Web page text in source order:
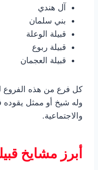
آل هندي
بني سلمان
قبيلة الوعلة
قبيلة ربوع
قبيلة العجمان
كل فرع من هذه الفروع
وله شيخ أو ممثل يقوده
والاجتماعية.
أبرز مشايخ